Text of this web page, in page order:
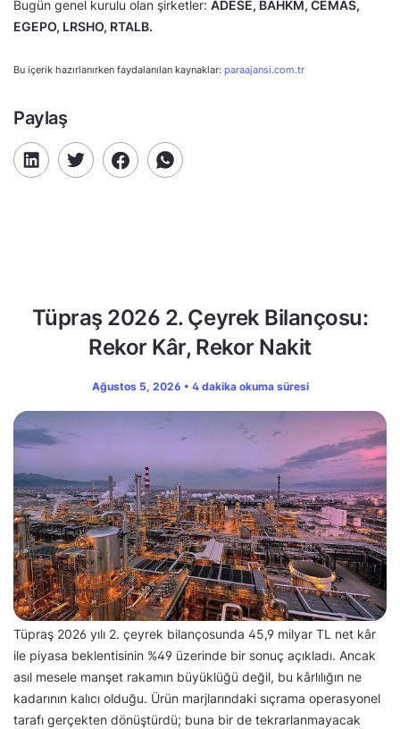
Bugün genel kurulu olan şirketler: ADESE, BAHKM, CEMAS,
EGEPO, LRSHO, RTALB.
Bu içerik hazırlanırken faydalanılan kaynaklar: paraajansi.com.tr
Paylaş
Tüpraş 2026 2. Çeyrek Bilançosu:
Rekor Kâr, Rekor Nakit
Ağustos 5, 2026 • 4 dakika okuma süresi
Tüpraş 2026 yılı 2. çeyrek bilançosunda 45,9 milyar TL net kâr
ile piyasa beklentisinin %49 üzerinde bir sonuç açıkladı. Ancak
asıl mesele manşet rakamın büyüklüğü değil, bu kârlılığın ne
kadarının kalıcı olduğu. Ürün marjlarındaki sıçrama operasyonel
tarafı gerçekten dönüştürdü; buna bir de tekrarlanmayacak